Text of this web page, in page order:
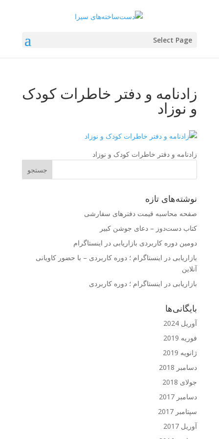
Select Page
زادنامه و دفتر خاطرات کودک
و نوزاد
زادنامه و دفتر خاطرات کودک و نوزاد
نوشته‌های تازه
صفحه محاسبه قیمت دفترهای سفارشی
کتاب دست‌دوز – دعای جوشن کبیر
دومین دوره کاربردی بازاریابی در اینستاگرام
بازاریابی در اینستاگرام ؛ دوره کاربردی – با حضور کاویانی
آنلاین
بازاریابی در اینستاگرام ؛ دوره کاربردی
بایگانی‌ها
آوریل 2024
فوریه 2019
ژانویه 2019
دسامبر 2018
جولای 2018
دسامبر 2017
سپتامبر 2017
آوریل 2017